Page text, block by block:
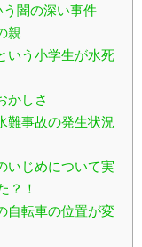
闇の深い事件
親
いう小学生が水死
かしさ
難事故の発生状況
いじめについて実
？！
自転車の位置が変